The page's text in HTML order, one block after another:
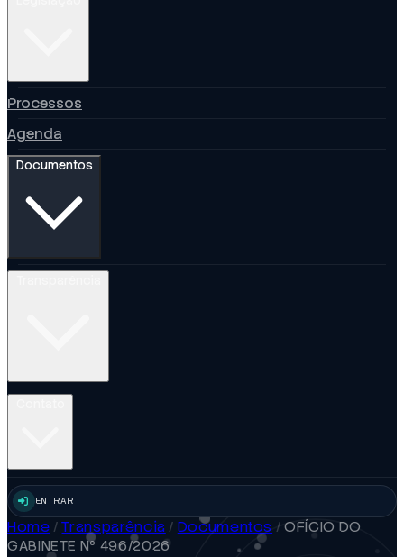
Processos
Agenda
Documentos
ENTRAR
Home / Transparência / Documentos /OFÍCIO DO
GABINETE Nº 496/2026